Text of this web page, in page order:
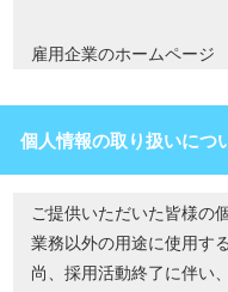
雇用企業のホームページ
個人情報の取り扱いにつ
ご提供いただいた皆様の
業務以外の用途に使用す
尚、採用活動終了に伴い